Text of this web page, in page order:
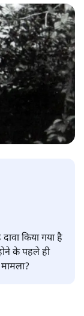
किया गया है
के पहले ही